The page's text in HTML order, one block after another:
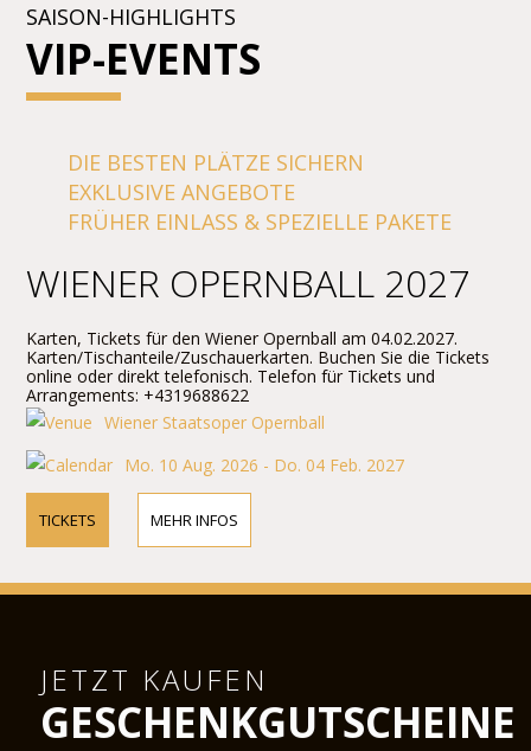
SAISON-HIGHLIGHTS
VIP-EVENTS
DIE BESTEN PLÄTZE SICHERN
EXKLUSIVE ANGEBOTE
FRÜHER EINLASS & SPEZIELLE PAKETE
WIENER OPERNBALL 2027
Karten, Tickets für den Wiener Opernball am 04.02.2027.
Karten/Tischanteile/Zuschauerkarten. Buchen Sie die Tickets
online oder direkt telefonisch. Telefon für Tickets und
Arrangements: +4319688622
Wiener Staatsoper Opernball
Mo. 10 Aug. 2026 - Do. 04 Feb. 2027
TICKETS MEHR INFOS
JETZT KAUFEN
GESCHENKGUTSCHEINE